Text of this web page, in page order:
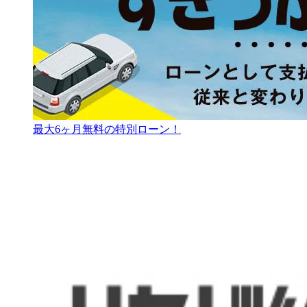
最大6ヶ月無料の特別ローン！